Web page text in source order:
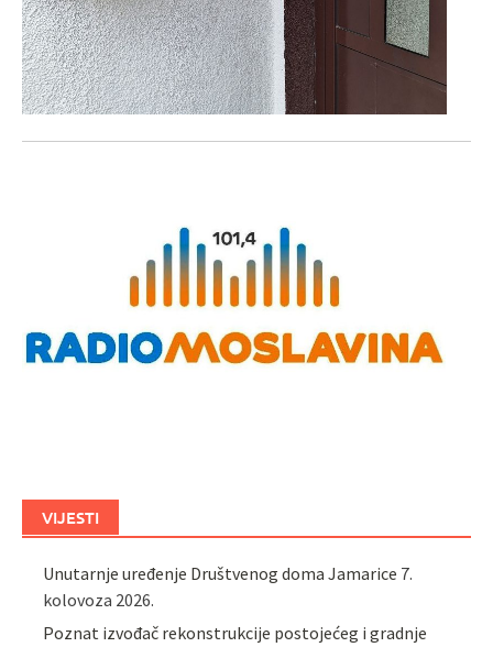
VIJESTI
Unutarnje uređenje Društvenog doma Jamarice 7.
kolovoza 2026.
Poznat izvođač rekonstrukcije postojećeg i gradnje